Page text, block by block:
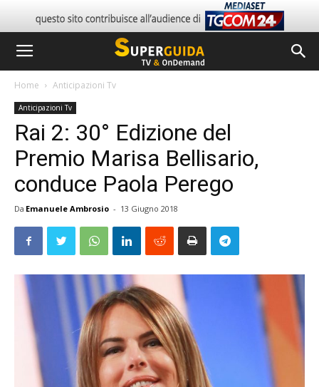
Home Anticipazioni Tv
Anticipazioni Tv
Rai 2: 30° Edizione del
Premio Marisa Bellisario,
conduce Paola Perego
Da Emanuele Ambrosio - 13 Giugno 2018